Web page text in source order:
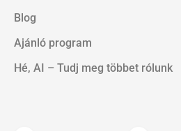
Blog
Ajánló program
Hé, AI – Tudj meg többet rólunk